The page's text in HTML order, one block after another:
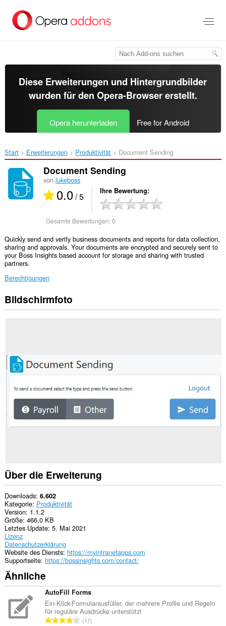
Hauptinhalt
springen
Diese Erweiterungen und Hintergrundbilder
wurden für den Opera-Browsererstellt.
Opera herunterladen Free for Android
Start Erweiterungen Produktivität Document Sending‎
Document Sending
von lukeboss
0.0/ 5 Ihre Bewertung
Gesamte Bewertungen:0
Quickly send and verify business documents and reports for data collection,
sharing and approvals. Your documents are encrypted and securely sent to
your Boss Insights based account for storage and sharing with trusted
partners.
Berechtigungen
Diese
Erweiterung
einigen
Webseiten
zugreifen.
Diese
Erweiterung
auf
Ihre
Daten
Bildschirmfoto
Über die Erweiterung
Downloads 6.602
Kategorie Produktivität
Version 1.1.2
Größe 466,0 KB
Letztes Update 5. Mai 2021
Lizenz
Datenschutzerklärung
Website des Diensts https://myintranetapps.com
Supportseite https://bossinsights.com/contact/
Ähnliche
AutoFill Forms
Ein-Klick-Formularausfüller, der mehrere Profile und Regeln
für reguläre Ausdrücke unterstützt
G17